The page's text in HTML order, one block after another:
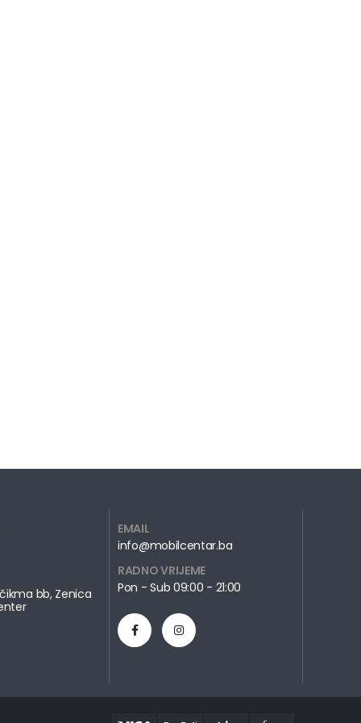
bb, Zenica
EMAIL
info@mobilcentar.ba
RADNO VRIJEME
Pon - Sub 09:00 - 21:00